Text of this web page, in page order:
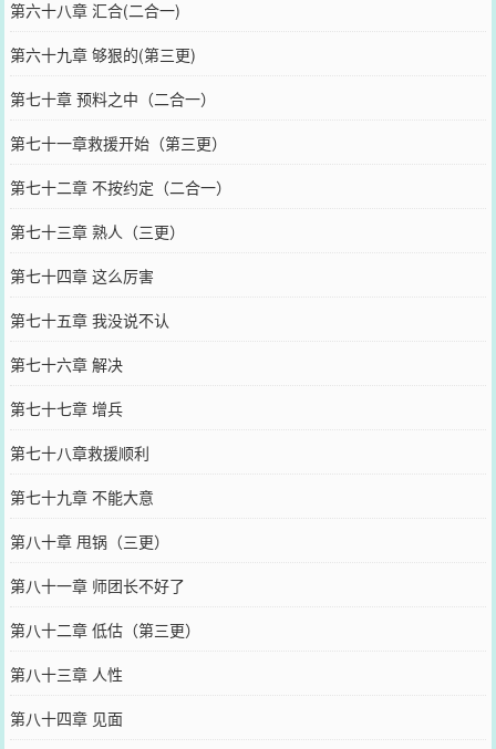
第六十八章 汇合(二合一)
第六十九章 够狠的(第三更)
第七十章 预料之中（二合一）
第七十一章救援开始（第三更）
第七十二章 不按约定（二合一）
第七十三章 熟人（三更）
第七十四章 这么厉害
第七十五章 我没说不认
第七十六章 解决
第七十七章 增兵
第七十八章救援顺利
第七十九章 不能大意
第八十章 甩锅（三更）
第八十一章 师团长不好了
第八十二章 低估（第三更）
第八十三章 人性
第八十四章 见面